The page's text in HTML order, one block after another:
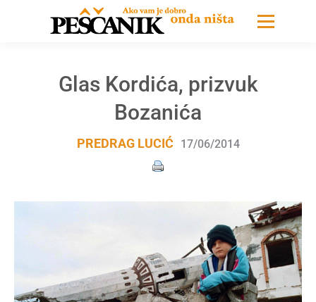
Glas Kordića, prizvuk
Bozanića
PREDRAG LUCIĆ 17/06/2014